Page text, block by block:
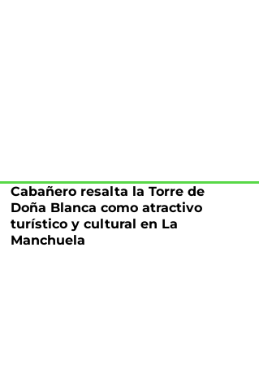
Cabañero resalta la Torre de
Doña Blanca como atractivo
turístico y cultural en La
Manchuela